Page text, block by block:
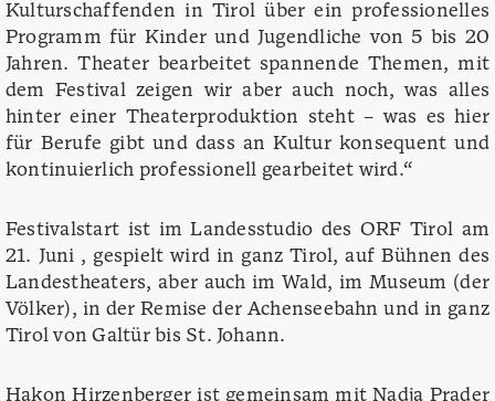
Kulturschaffenden in Tirol über ein professionelles
Programm für Kinder und Jugendliche von 5 bis 20
Jahren. Theater bearbeitet spannende Themen, mit
dem Festival zeigen wir aber auch noch, was alles
hinter einer Theaterproduktion steht – was es hier
für Berufe gibt und dass an Kultur konsequent und
kontinuierlich professionell gearbeitet wird.“
Festivalstart ist im Landesstudio des ORF Tirol am
21. Juni , gespielt wird in ganz Tirol, auf Bühnen des
Landestheaters, aber auch im Wald, im Museum (der
Völker), in der Remise der Achenseebahn und in ganz
Tirol von Galtür bis St. Johann.
Hakon Hirzenberger ist gemeinsam mit Nadja Prader